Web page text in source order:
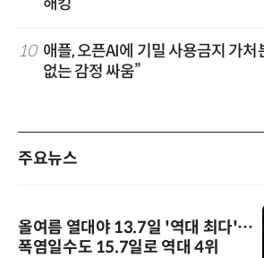
10 애플, 오픈AI에 기밀 사용금지 가
없는 감정 싸움”
주요뉴스
올여름 열대야 13.7일 '역대 최다'…
폭염일수도 15.7일로 역대 4위